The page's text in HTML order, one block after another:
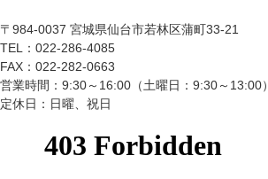
〒984-0037 宮城県仙台市若林区蒲町33-21
TEL：022-286-4085
FAX：022-282-0663
営業時間：9:30～16:00（土曜日：9:30～13:00）
定休日：日曜、祝日